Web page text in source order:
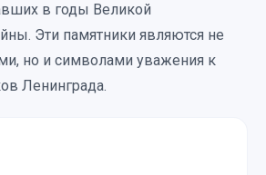
в годы Великой
Эти памятники являются не
но и символами уважения к
Ленинграда.